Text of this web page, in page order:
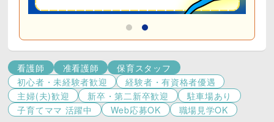
看護師 准看護師
保育スタッフ
初心者・未経験者歓迎
経験者・有資格者優遇
主婦(夫)歓迎
新卒・第二新卒歓迎
駐車場あり
子育てママ 活躍中
Web応募OK 職場見学OK